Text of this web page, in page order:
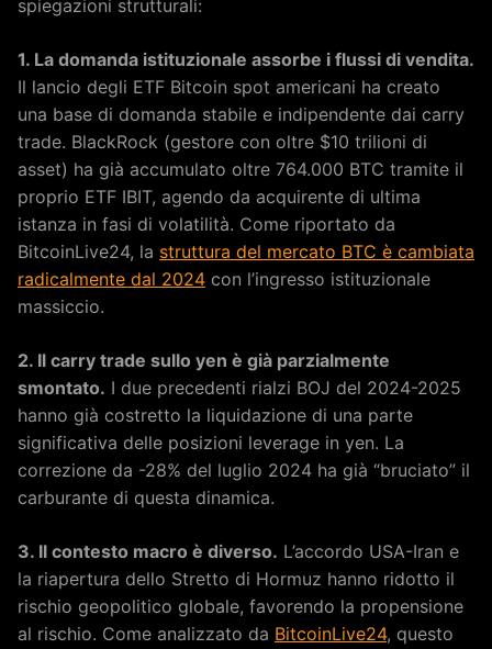
spiegazioni strutturali:
1. La domanda istituzionale assorbe i flussi di vendita.
Il lancio degli ETF Bitcoin spot americani ha creato
una base di domanda stabile e indipendente dai carry
trade. BlackRock (gestore con oltre $10 trilioni di
asset) ha già accumulato oltre 764.000 BTC tramite il
proprio ETF IBIT, agendo da acquirente di ultima
istanza in fasi di volatilità. Come riportato da
BitcoinLive24, la struttura del mercato BTC è cambiata
radicalmente dal 2024 con l’ingresso istituzionale
massiccio.
2. Il carry trade sullo yen è già parzialmente
smontato. I due precedenti rialzi BOJ del 2024-2025
hanno già costretto la liquidazione di una parte
significativa delle posizioni leverage in yen. La
correzione da -28% del luglio 2024 ha già “bruciato” il
carburante di questa dinamica.
3. Il contesto macro è diverso. L’accordo USA-Iran e
la riapertura dello Stretto di Hormuz hanno ridotto il
rischio geopolitico globale, favorendo la propensione
al rischio. Come analizzato da BitcoinLive24, questo